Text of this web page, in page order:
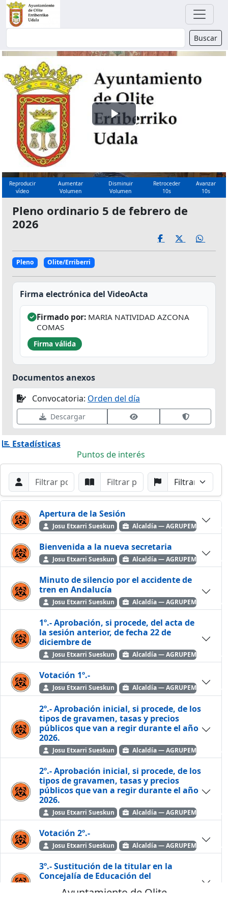
Buscador Buscar
Reproducir
Vídeo
Reproducir
vídeo
Aumentar
Volumen
Disminuir
Volumen
Retroceder
10s
Avanzar
10s
Pleno ordinario 5 de febrero de
2026
Pleno Olite/Erriberri
Firma electrónica del VideoActa
Firmado por: MARIA NATIVIDAD AZCONA
COMAS
Firma válida
Documentos anexos
Convocatoria: Orden del día
Descargar Ver datos de firmaValidar
Estadísticas
Puntos de interés
Filtros de búsqueda
Buscar por OradorBuscar por Punto
Buscar por Partido
Buscar
Apertura de la Sesión
Josu Etxarri Sueskun Alcaldía — AGRUPEMOS
Bienvenida a la nueva secretaria
Josu Etxarri Sueskun Alcaldía — AGRUPEMOS
Minuto de silencio por el accidente de
tren en Andalucía
Josu Etxarri Sueskun Alcaldía — AGRUPEMOS
1º.- Aprobación, si procede, del acta de
la sesión anterior, de fecha 22 de
diciembre de
Josu Etxarri Sueskun Alcaldía — AGRUPEMOS
Votación 1º.-
Josu Etxarri Sueskun Alcaldía — AGRUPEMOS
2º.- Aprobación inicial, si procede, de los
tipos de gravamen, tasas y precios
públicos que van a regir durante el año
2026.
Josu Etxarri Sueskun Alcaldía — AGRUPEMOS
2º.- Aprobación inicial, si procede, de los
tipos de gravamen, tasas y precios
públicos que van a regir durante el año
2026.
Josu Etxarri Sueskun Alcaldía — AGRUPEMOS
Votación 2º.-
Josu Etxarri Sueskun Alcaldía — AGRUPEMOS
3º.- Sustitución de la titular en la
Concejalía de Educación del
Ayuntamiento de Olite